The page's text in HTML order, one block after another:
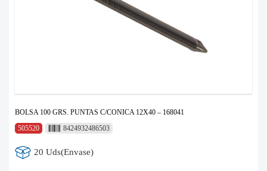
BOLSA 100 GRS. PUNTAS C/CONICA 12X40 – 168041
505520
8424932486503
20 Uds(Envase)